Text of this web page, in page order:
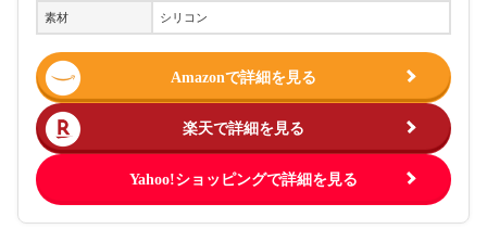
素材 シリコン
Amazonで詳細を見る
楽天で詳細を見る
Yahoo!ショッピングで詳細を見る